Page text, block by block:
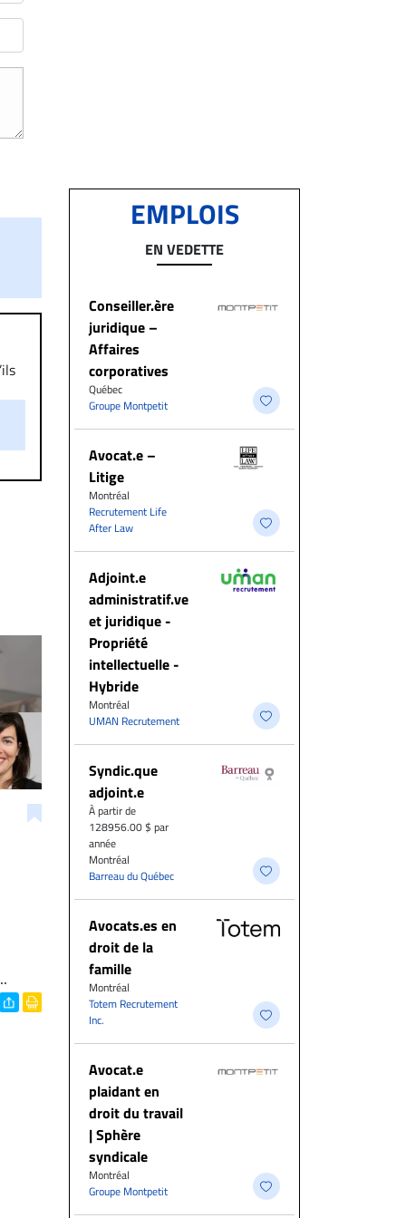
EMPLOIS
EN VEDETTE
Conseiller.ère
juridique –
Affaires
corporatives
Québec
Groupe Montpetit
Avocat.e –
Litige
Montréal
Recrutement Life
After Law
Adjoint.e
administratif.ve
et juridique -
Propriété
intellectuelle -
Hybride
Montréal
UMAN Recrutement
Syndic.que
adjoint.e
À partir de
128956.00 $ par
année
Montréal
Barreau du Québec
Avocats.es en
droit de la
famille
Montréal
Totem Recrutement
Inc.
Avocat.e
plaidant en
droit du travail
| Sphère
syndicale
Montréal
Groupe Montpetit